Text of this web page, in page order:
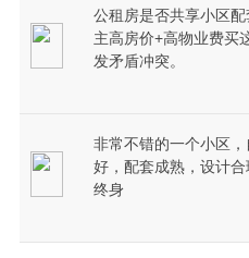
公租房是否共享小区
主高房价+高物业费买
发矛盾冲突。
非常不错的一个小区
好，配套成熟，设计
终身